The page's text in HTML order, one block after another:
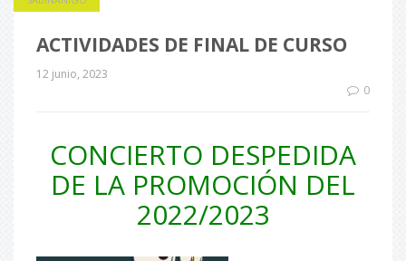
ACTIVIDADES DE FINAL DE CURSO
12 junio, 2023
0
CONCIERTO DESPEDIDA
DE LA PROMOCIÓN DEL
2022/2023